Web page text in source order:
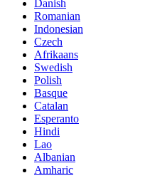
Danish
Romanian
Indonesian
Czech
Afrikaans
Swedish
Polish
Basque
Catalan
Esperanto
Hindi
Lao
Albanian
Amharic